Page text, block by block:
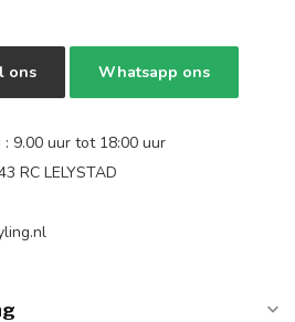
ons Whatsapp ons
9.00 uur tot 18:00 uur
RC LELYSTAD